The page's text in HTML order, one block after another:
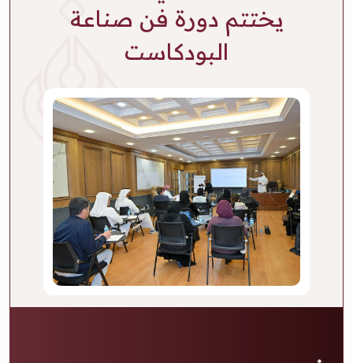
يختتم دورة فن صناعة
البودكاست